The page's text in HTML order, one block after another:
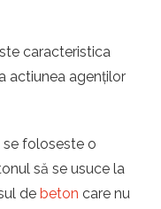
caracteristica
actiunea agenților
se foloseste o
să se usuce la
de beton care nu